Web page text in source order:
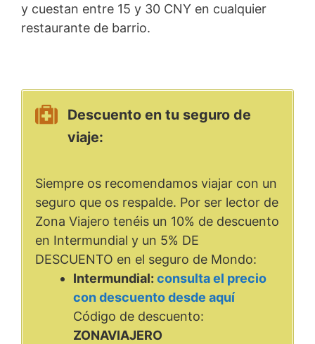
y cuestan entre 15 y 30 CNY en cualquier
restaurante de barrio.
Descuento en tu seguro de
viaje:
Siempre os recomendamos viajar con un
seguro que os respalde. Por ser lector de
Zona Viajero tenéis un 10% de descuento
en Intermundial y un 5% DE
DESCUENTO en el seguro de Mondo:
Intermundial: consulta el precio
con descuento desde aquí
Código de descuento:
ZONAVIAJERO